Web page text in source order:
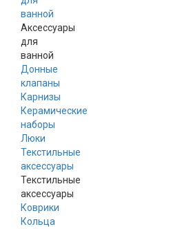
ванной
Аксессуары
для
ванной
Донные
клапаны
Карнизы
Керамические
наборы
Люки
Текстильные
аксессуары
Текстильные
аксессуары
Коврики
Кольца